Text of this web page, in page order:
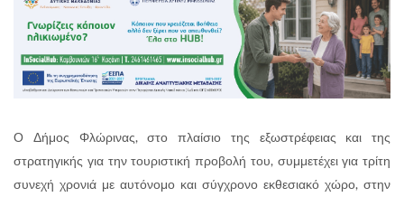
Ο Δήμος Φλώρινας, στο πλαίσιο της εξωστρέφειας και της
στρατηγικής για την τουριστική προβολή του, συμμετέχει για τρίτη
συνεχή χρονιά με αυτόνομο και σύγχρονο εκθεσιακό χώρο, στην